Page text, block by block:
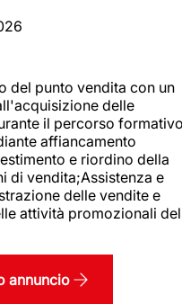
del punto vendita con un
delle
il percorso
affiancamento
e riordino della
di vendita;Assistenza e
delle vendite e
attività promozionali del
annuncio